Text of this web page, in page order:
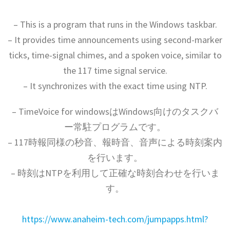
– This is a program that runs in the Windows taskbar.
– It provides time announcements using second-marker
ticks, time-signal chimes, and a spoken voice, similar to
the 117 time signal service.
– It synchronizes with the exact time using NTP.
– TimeVoice for windowsはWindows向けのタスクバ
ー常駐プログラムです。
– 117時報同様の秒音、報時音、音声による時刻案内
を行います。
– 時刻はNTPを利用して正確な時刻合わせを行いま
す。
https://www.anaheim-tech.com/jumpapps.html?